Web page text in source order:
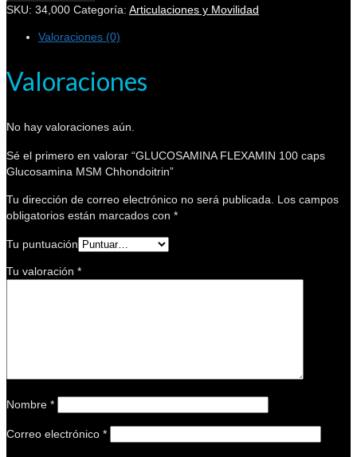
SKU: 34,000 Categoría: Articulaciones y Movilidad
Valoraciones (0)
Valoraciones
No hay valoraciones aún.
Sé el primero en valorar “GLUCOSAMINA FLEXAMIN 100 caps
Glucosamina MSM Chhondoitrin”
Tu dirección de correo electrónico no será publicada.
Los campos
obligatorios están marcados con *
Tu puntuación
Tu valoración *
Nombre *
Correo electrónico *